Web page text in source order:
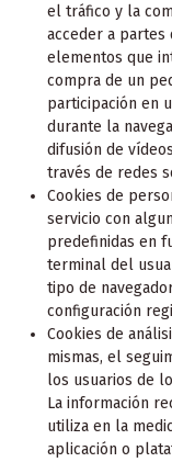
el tráfico y la
acceder a partes
elementos que
compra de un
participación en
durante la
difusión de
través de redes
Cookies de
servicio con
predefinidas en
terminal del
tipo de
configuración
Cookies de
mismas, el
los usuarios de
La información
utiliza en la
aplicación o